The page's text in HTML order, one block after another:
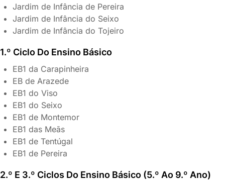
Jardim de Infância de Pereira
Jardim de Infância do Seixo
Jardim de Infância do Tojeiro
1.º Ciclo Do Ensino Básico
EB1 da Carapinheira
EB de Arazede
EB1 do Viso
EB1 do Seixo
EB1 de Montemor
EB1 das Meãs
EB1 de Tentúgal
EB1 de Pereira
2.º E 3.º Ciclos Do Ensino Básico (5.º Ao 9.º Ano)